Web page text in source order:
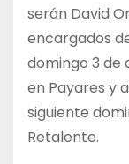
serán David
encargados
domingo 3 de
en Payares y
siguiente
Retalente.